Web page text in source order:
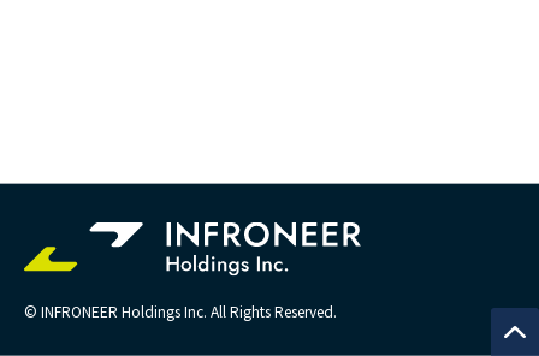
© INFRONEER Holdings Inc. All Rights Reserved.